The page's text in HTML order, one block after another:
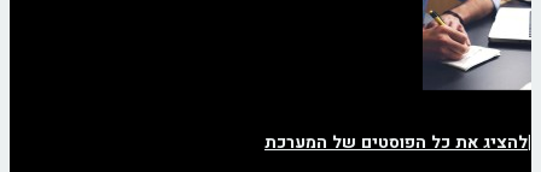
|להציג את כל הפוסטים של המערכת